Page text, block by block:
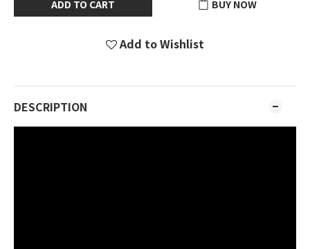
ADD TO CART BUY NOW
Add to Wishlist
DESCRIPTION